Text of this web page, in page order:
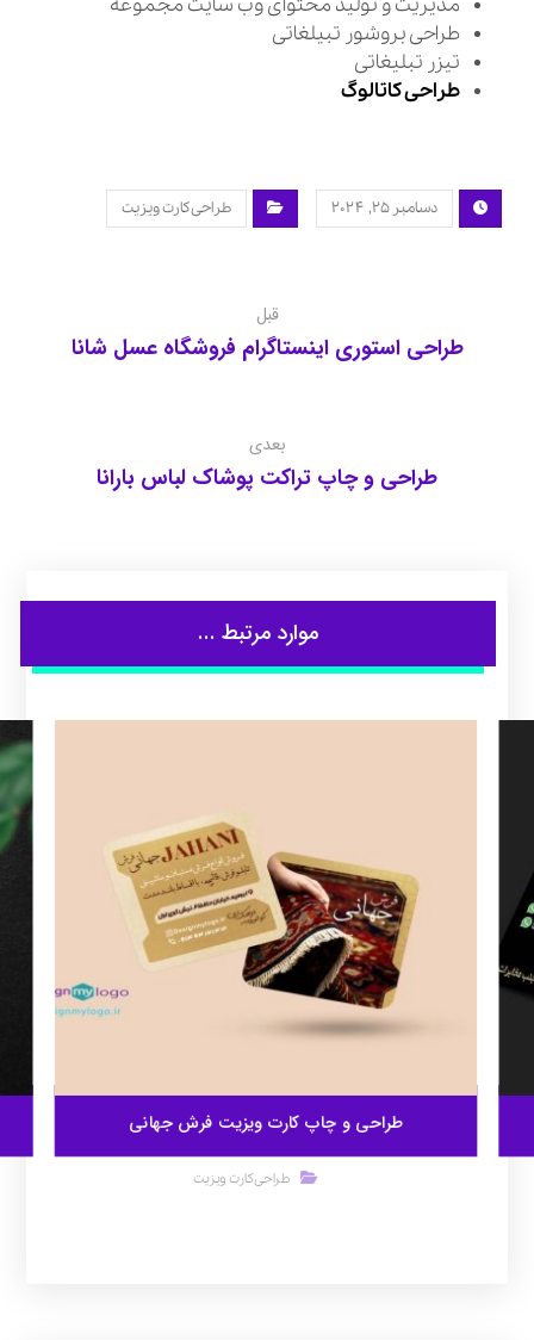
طراحی بروشور تبیلغاتی
تیزر تبلیغاتی
طراحی کاتالوگ
دسامبر ۲۵, ۲۰۲۴ طراحی کارت ویزیت
قبل
طراحی استوری اینستاگرام فروشگاه عسل شانا
بعدی
طراحی و چاپ تراکت پوشاک لباس بارانا
موارد مرتبط ...
طراحی و چاپ کارت ویزیت فرش جهانی
طراحی کارت ویزیت